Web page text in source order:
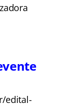
edital-